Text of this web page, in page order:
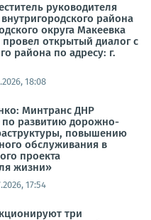
руководителя
района
округа Макеевка
открытый диалог с
района по адресу: г.
18:08
Минтранс ДНР
по развитию дорожно-
повышению
обслуживания в
проекта
жизни»
17:54
три